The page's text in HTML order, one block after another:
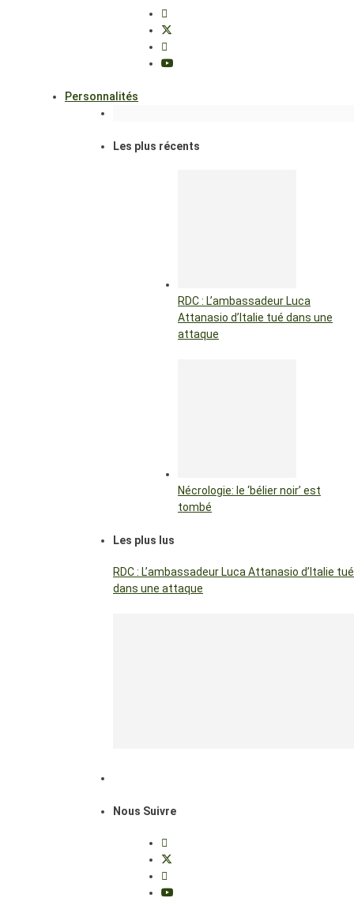
Personnalités
Les plus récents
RDC : L’ambassadeur Luca
Attanasio d’Italie tué dans une
attaque
Nécrologie: le ‘bélier noir’ est
tombé
Les plus lus
RDC : L’ambassadeur Luca Attanasio d’Italie tué
dans une attaque
Nous Suivre